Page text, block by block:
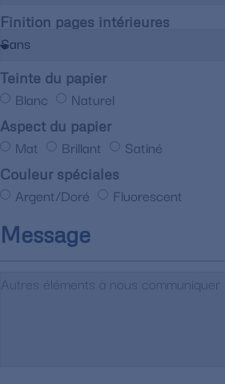
Finition pages intérieures
Teinte du papier
Blanc Naturel
Aspect du papier
Mat Brillant Satiné
Couleur spéciales
Argent/Doré Fluorescent
Message